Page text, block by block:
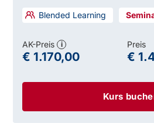
Blended Learning
Kurs
AK-Preis i
€ 1.170,00
Preis
€